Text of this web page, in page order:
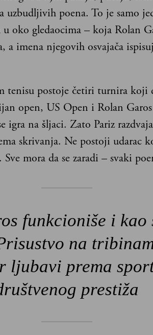
uzbudljivih poena. To je samo
u oko gledaocima – koja Rolan
a imena njegovih osvajača
tenisu postoje četiri turnira koji
open, US Open i Rolan
igra na šljaci. Zato Pariz
skrivanja. Ne postoji udarac
mora da se zaradi – svaki
funkcioniše i kao
na
ljubavi prema
prestiža